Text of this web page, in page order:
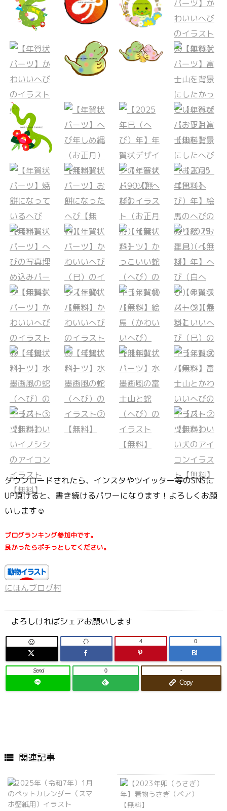
ダウンロードされたら、インスタやツイッター等のSNSに
UP頂けると、書き続けるパワーになります！よろしくお願
いします☺
ブログランキング参加中です。
良かったらポチっとしてください。
にほんブログ村
よろしければシェアお願いします
 4
B!
0
Send 0
Copy
-
 関連記事